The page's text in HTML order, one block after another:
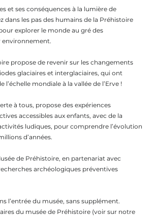
et ses conséquences à la lumière de
dans les pas des humains de la Préhistoire
explorer le monde au gré des
environnement.
propose de revenir sur les changements
glaciaires et interglaciaires, qui ont
l’échelle mondiale à la vallée de l’Erve !
à tous, propose des expériences
accessibles aux enfants, avec de la
ludiques, pour comprendre l’évolution
d’années.
de Préhistoire, en partenariat avec
archéologiques préventives
l’entrée du musée, sans supplément.
du musée de Préhistoire (voir sur notre